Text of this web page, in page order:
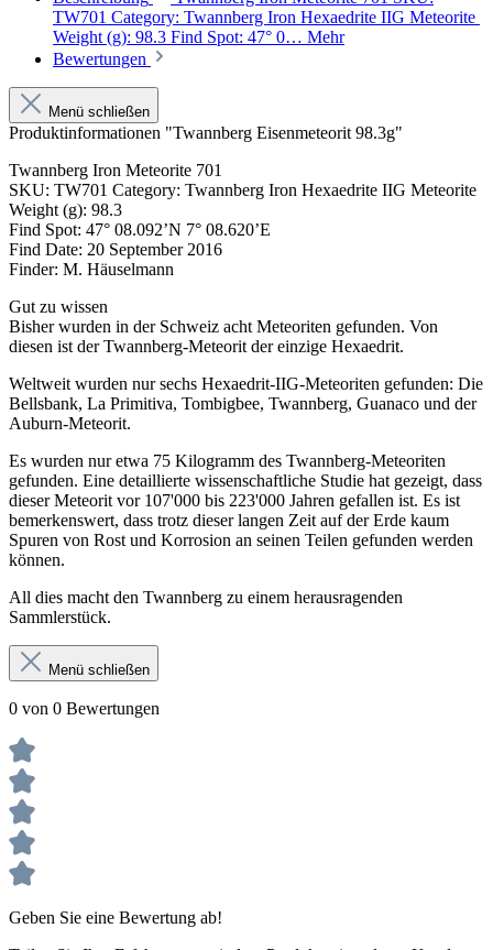
TW701 Category: Twannberg Iron Hexaedrite IIG Meteorite
Weight (g): 98.3 Find Spot: 47° 0… Mehr
Bewertungen
Menü schließen
Produktinformationen "Twannberg Eisenmeteorit 98.3g"
Twannberg Iron Meteorite 701
SKU: TW701 Category: Twannberg Iron Hexaedrite IIG Meteorite
Weight (g): 98.3
Find Spot: 47° 08.092’N 7° 08.620’E
Find Date: 20 September 2016
Finder: M. Häuselmann
Gut zu wissen
Bisher wurden in der Schweiz acht Meteoriten gefunden. Von
diesen ist der Twannberg-Meteorit der einzige Hexaedrit.
Weltweit wurden nur sechs Hexaedrit-IIG-Meteoriten gefunden: Die
Bellsbank, La Primitiva, Tombigbee, Twannberg, Guanaco und der
Auburn-Meteorit.
Es wurden nur etwa 75 Kilogramm des Twannberg-Meteoriten
gefunden. Eine detaillierte wissenschaftliche Studie hat gezeigt, dass
dieser Meteorit vor 107'000 bis 223'000 Jahren gefallen ist. Es ist
bemerkenswert, dass trotz dieser langen Zeit auf der Erde kaum
Spuren von Rost und Korrosion an seinen Teilen gefunden werden
können.
All dies macht den Twannberg zu einem herausragenden
Sammlerstück.
Menü schließen
0 von 0 Bewertungen
Geben Sie eine Bewertung ab!